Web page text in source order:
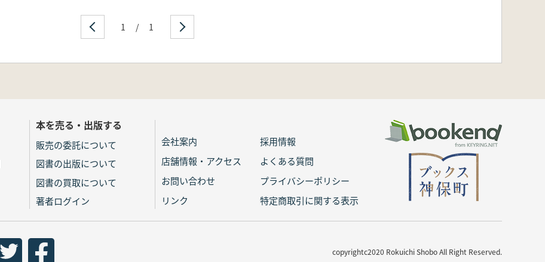
1 / 1
本を売る・出版する
販売の委託について
図書の出版について
図書の買取について
著者ログイン
会社案内
採用情報
店舗情報・アクセス
よくある質問
お問い合わせ
プライバシーポリシー
リンク
特定商取引に関する表示
copyrightc2020 Rokuichi Shobo All Right Reserved.